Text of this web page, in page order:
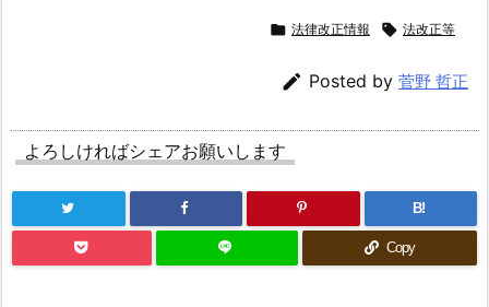
 法律改正情報  法改正等
 Posted by 菅野 哲正
よろしければシェアお願いします
B!
Copy